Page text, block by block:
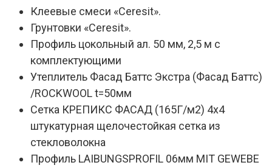
Клеевые смеси «Ceresit».
Грунтовки «Ceresit».
Профиль цокольный ал. 50 мм, 2,5 м с
комплектующими
Утеплитель Фасад Баттс Экстра (Фасад Баттс)
/ROCKWOOL t=50мм
Сетка КРЕПИКС ФАСАД (165Г/м2) 4х4
штукатурная щелочестойкая сетка из
стекловолокна
Профиль LAIBUNGSPROFIL 06мм MIT GEWEBE